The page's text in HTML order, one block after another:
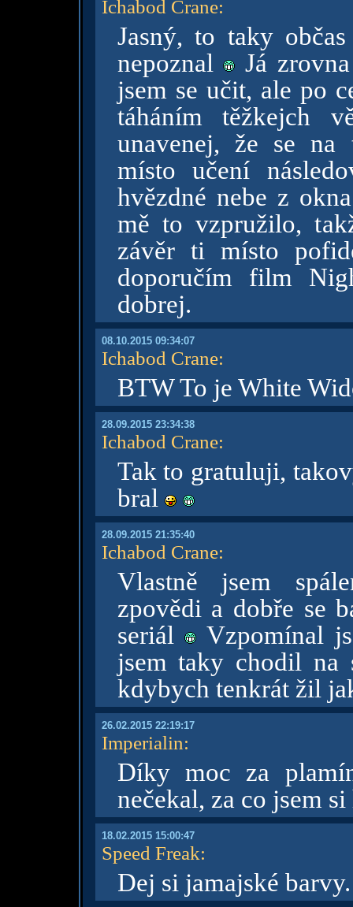
Ichabod Crane:
Jasný, to taky
nepoznal
Já
jsem se učit, ale po
táháním těžkejch
unavenej, že se na
místo učení
hvězdné nebe z
mě to vzpružilo,
závěr ti místo
doporučím film
dobrej.
08.10.2015 09:34:07
Ichabod Crane:
BTW To je White
28.09.2015 23:34:38
Ichabod Crane:
Tak to gratuluji,
bral
28.09.2015 21:35:40
Ichabod Crane:
Vlastně jsem
zpovědi a dobře se
seriál
Vzpomínal
jsem taky chodil
kdybych tenkrát žil
26.02.2015 22:19:17
Imperialin:
Díky moc za
nečekal, za co jsem
18.02.2015 15:00:47
Speed Freak:
Dej si jamajské barvy.